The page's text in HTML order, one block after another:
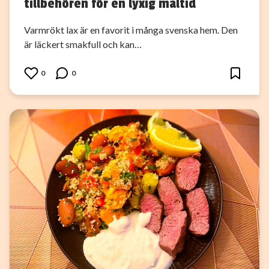
tillbehören för en lyxig måltid
Varmrökt lax är en favorit i många svenska hem. Den
är läckert smakfull och kan…
0 0